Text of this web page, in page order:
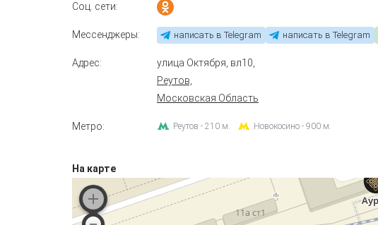
Соц. сети:
Мессенджеры: написать в Telegram написать в Telegram
Адрес: улица Октября, вл10
Реутов,
Московская Область
Метро: Реутов - 210 м. Новокосино - 900 м.
На карте